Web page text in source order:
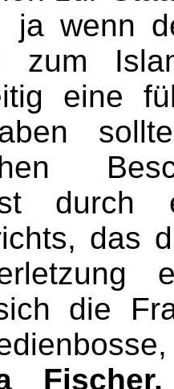
wenn
zum
eine
das
die